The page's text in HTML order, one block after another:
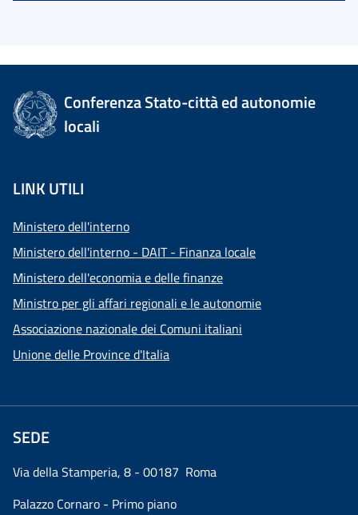
Conferenza Stato-città ed autonomie
locali
LINK UTILI
Ministero dell'interno
Ministero dell'interno - DAIT - Finanza locale
Ministero dell'economia e delle finanze
Ministro per gli affari regionali e le autonomie
Associazione nazionale dei Comuni italiani
Unione delle Province d'Italia
SEDE
Via della Stamperia, 8 - 00187 Roma
Palazzo Cornaro - Primo piano